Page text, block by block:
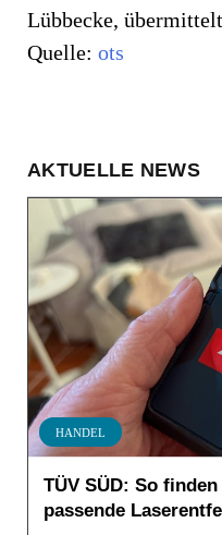
Lübbecke,
Quelle: ots
AKTUELLE NEWS
HANDEL
TÜV SÜD: So
passende